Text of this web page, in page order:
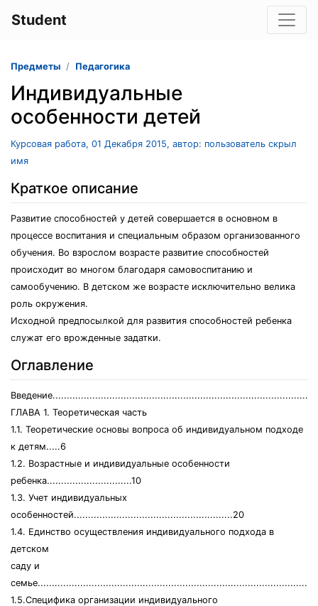
Student
Предметы Педагогика
Индивидуальные
особенности детей
Курсовая работа, 01 Декабря 2015, автор: пользователь скрыл
имя
Краткое описание
Развитие способностей у детей совершается в основном в
процессе воспитания и специальным образом организованного
обучения. Во взрослом возрасте развитие способностей
происходит во многом благодаря самовоспитанию и
самообучению. В детском же возрасте исключительно велика
роль окружения.
Исходной предпосылкой для развития способностей ребенка
служат его врожденные задатки.
Оглавление
ГЛАВА 1. Теоретическая часть
1.1. Теоретические основы вопроса об индивидуальном подходе
к детям.....6
1.2. Возрастные и индивидуальные особенности
ребенка..............................10
1.3. Учет индивидуальных
особенностей........................................................20
1.4. Единство осуществления индивидуального подхода в
детском
саду и
1.5.Специфика организации индивидуального